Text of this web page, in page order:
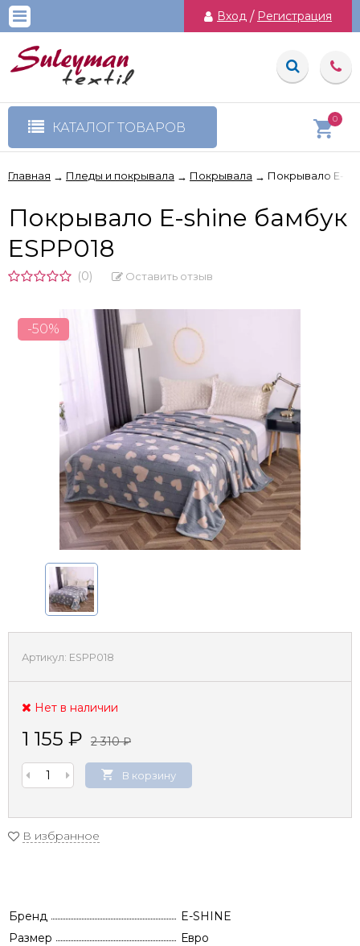
Вход / Регистрация
КАТАЛОГ ТОВАРОВ
0
Главная → Пледы и покрывала → Покрывала → Покрывало E-
Покрывало E-shine бамбук
ESPP018
(0) Оставить отзыв
-50%
Артикул: ESPP018
Нет в наличии
1 155 ₽ 2 310₽
В корзину
В избранное
Бренд
E-SHINE
Размер
Евро